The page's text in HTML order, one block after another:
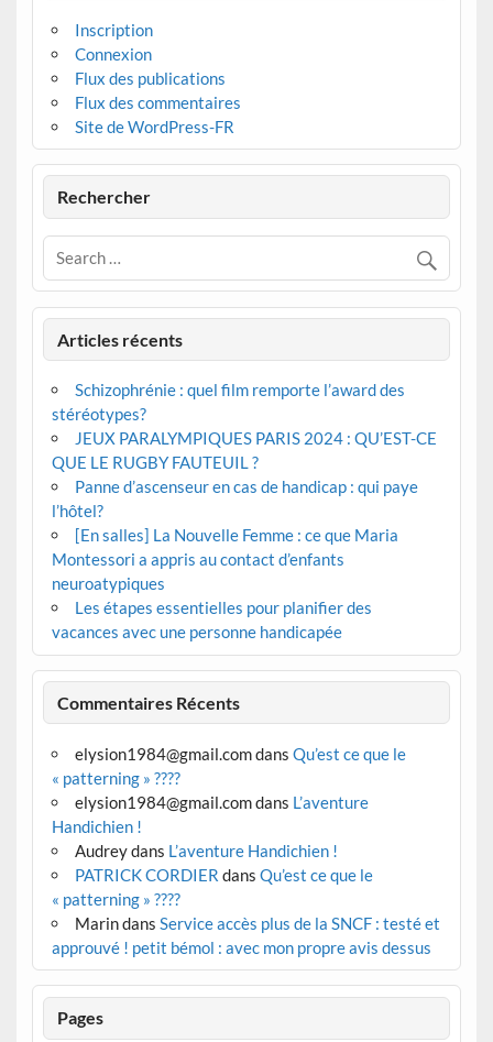
Inscription
Connexion
Flux des publications
Flux des commentaires
Site de WordPress-FR
Rechercher
Articles récents
Schizophrénie : quel film remporte l’award des
stéréotypes?
JEUX PARALYMPIQUES PARIS 2024 : QU’EST-CE
QUE LE RUGBY FAUTEUIL ?
Panne d’ascenseur en cas de handicap : qui paye
l’hôtel?
[En salles] La Nouvelle Femme : ce que Maria
Montessori a appris au contact d’enfants
neuroatypiques
Les étapes essentielles pour planifier des
vacances avec une personne handicapée
Commentaires Récents
elysion1984@gmail.comdans Qu’est ce que le
« patterning » ????
elysion1984@gmail.comdans L’aventure
Handichien !
Audreydans L’aventure Handichien !
PATRICK CORDIER dans Qu’est ce que le
« patterning » ????
Marindans Service accès plus de la SNCF : testé et
approuvé ! petit bémol : avec mon propre avis dessus
Pages